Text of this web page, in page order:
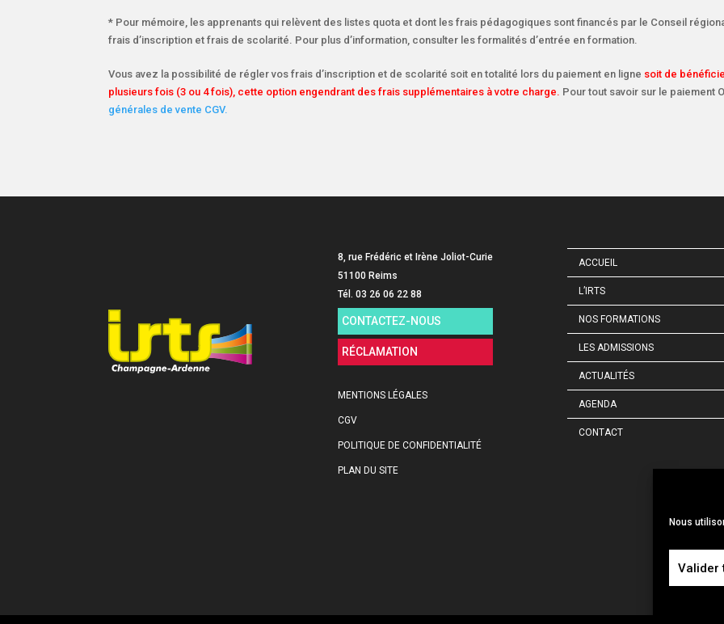
Nous
Valider
* Pour mémoire, les apprenants qui relèvent des listes quota et dont les frais pédagogiques sont financés par le Conseil
frais d’inscription et frais de scolarité. Pour plus d’information, consulter les formalités d’entrée en formation.
Vous avez la possibilité de régler vos frais d’inscription et de scolarité soit en totalité lors du paiement en ligne soit de
plusieurs fois (3 ou 4 fois), cette option engendrant des frais supplémentaires à votre charge. Pour tout savoir sur le paiement
générales de vente CGV.
8, rue Frédéric et Irène Joliot-Curie
51100 Reims
Tél. 03 26 06 22 88
CONTACTEZ-NOUS
RÉCLAMATION
MENTIONS LÉGALES
CGV
POLITIQUE DE CONFIDENTIALITÉ
PLAN DU SITE
ACCUEIL
L’IRTS
NOS FORMATIONS
LES ADMISSIONS
ACTUALITÉS
AGENDA
CONTACT